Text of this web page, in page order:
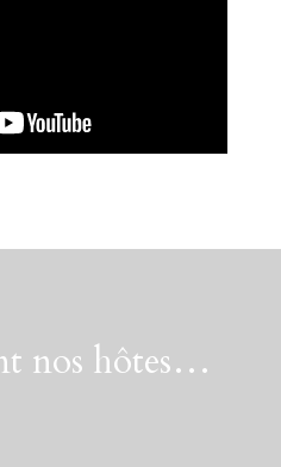
nos hôtes…